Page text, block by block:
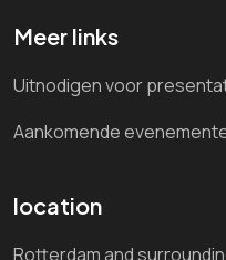
Meer links
Uitnodigen voor
Aankomende
location
Rotterdam and